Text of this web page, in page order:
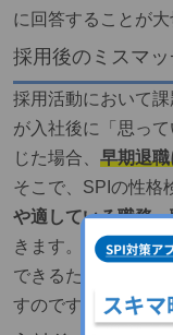
に回答することが大
採用後のミスマ
採用活動において
が入社後に「思っ
じた場合、 早期退
そこで、SPIの性格
や適している職務
きます。採用前に
できるため、どち
すのです。